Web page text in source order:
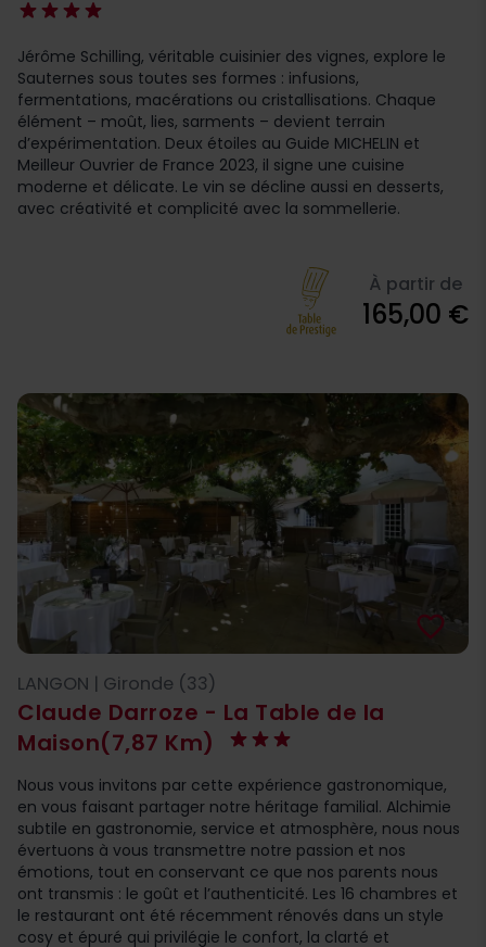
Jérôme Schilling, véritable cuisinier des vignes, explore le
Sauternes sous toutes ses formes : infusions,
fermentations, macérations ou cristallisations. Chaque
élément – moût, lies, sarments – devient terrain
d’expérimentation. Deux étoiles au Guide MICHELIN et
Meilleur Ouvrier de France 2023, il signe une cuisine
moderne et délicate. Le vin se décline aussi en desserts,
avec créativité et complicité avec la sommellerie.
À partir de
165,00 €
Claude Darroze - La Table de la
Maison(7,87 Km)
favorite_border
LANGON | Gironde (33)
Nous vous invitons par cette expérience gastronomique,
en vous faisant partager notre héritage familial. Alchimie
subtile en gastronomie, service et atmosphère, nous nous
évertuons à vous transmettre notre passion et nos
émotions, tout en conservant ce que nos parents nous
ont transmis : le goût et l’authenticité. Les 16 chambres et
le restaurant ont été récemment rénovés dans un style
cosy et épuré qui privilégie le confort, la clarté et